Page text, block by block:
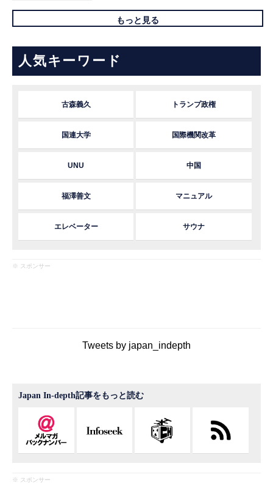
もっと見る
人気キーワード
古森義久 トランプ政権
国連大学 国際機関改革
UNU 中国
福澤善文 マニュアル
エレベーター サウナ
※ スポンサー
Tweets by japan_indepth
Japan In-depth記事をもっと読む
※ スポンサー